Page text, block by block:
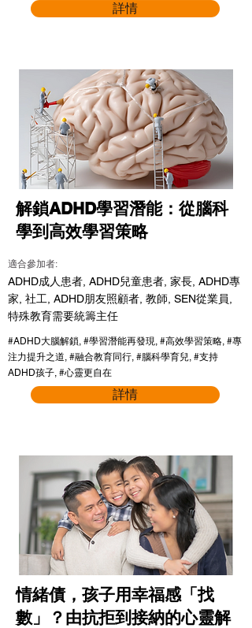
詳情
解鎖ADHD學習潛能：從腦科
學到高效學習策略
適合參加者:
ADHD成人患者, ADHD兒童患者, 家長, ADHD專
家, 社工, ADHD朋友照顧者, 教師, SEN從業員,
特殊教育需要統籌主任
#ADHD大腦解鎖, #學習潛能再發現, #高效學習策略, #專
注力提升之道, #融合教育同行, #腦科學育兒, #支持
ADHD孩子, #心靈更自在
詳情
情緒債，孩子用幸福感「找
數」？由抗拒到接納的心靈解